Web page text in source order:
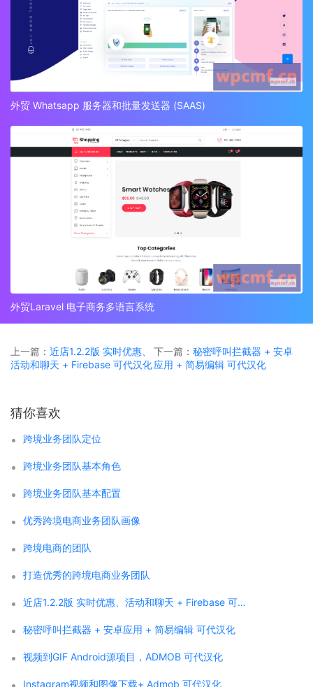
外贸 Whatsapp 服务器和批量发送器 (SAAS)
外贸Laravel 电子商务多语言系统
上一篇： 近店1.2.2版 实时优惠、
活动和聊天 + Firebase 可代汉化
下一篇： 秘密呼叫拦截器 + 安卓
应用 + 简易编辑 可代汉化
猜你喜欢
跨境业务团队定位
跨境业务团队基本角色
跨境业务团队基本配置
优秀跨境电商业务团队画像
跨境电商的团队
打造优秀的跨境电商业务团队
近店1.2.2版 实时优惠、活动和聊天 + Firebase 可代汉化
秘密呼叫拦截器 + 安卓应用 + 简易编辑 可代汉化
视频到GIF Android源项目，ADMOB 可代汉化
Instagram视频和图像下载+ Admob 可代汉化